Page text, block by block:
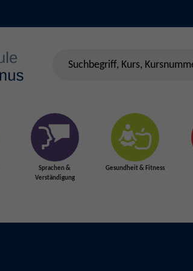
Sprachen &
Verständigung
Gesundheit & Fitness